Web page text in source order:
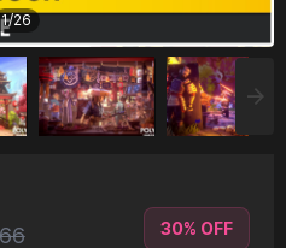
1/26
30% OFF